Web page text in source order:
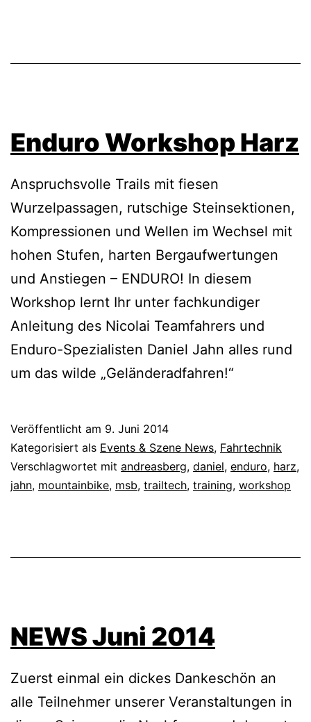
Enduro Workshop Harz
Anspruchsvolle Trails mit fiesen
Wurzelpassagen, rutschige Steinsektionen,
Kompressionen und Wellen im Wechsel mit
hohen Stufen, harten Bergaufwertungen
und Anstiegen – ENDURO! In diesem
Workshop lernt Ihr unter fachkundiger
Anleitung des Nicolai Teamfahrers und
Enduro-Spezialisten Daniel Jahn alles rund
um das wilde „Geländeradfahren!“
Veröffentlicht am 9. Juni 2014
Kategorisiert als Events & Szene News, Fahrtechnik
Verschlagwortet mit andreasberg, daniel, enduro, harz,
jahn, mountainbike, msb, trailtech, training, workshop
NEWS Juni 2014
Zuerst einmal ein dickes Dankeschön an
alle Teilnehmer unserer Veranstaltungen in